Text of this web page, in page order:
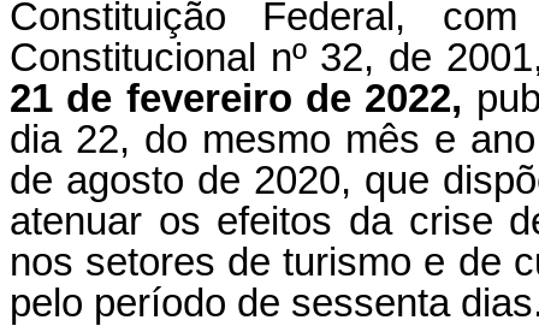
Constituição Federal,
Constitucional nº 32, de
21 de fevereiro de 2022,
dia 22, do mesmo mês e
de agosto de 2020, que
atenuar os efeitos da crise
nos setores de turismo e de
pelo período de sessenta